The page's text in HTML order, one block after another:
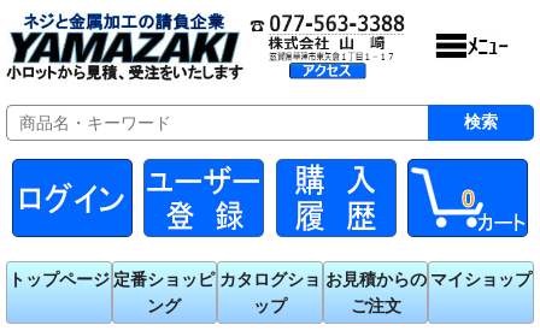
0
トップページ 定番ショッピ
ング
カタログショ
ップ
お見積からの
ご注文
マイショップ